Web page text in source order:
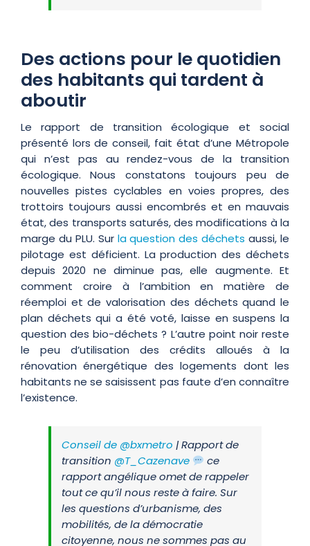
Des actions pour le quotidien
des habitants qui tardent à
aboutir
Le rapport de transition écologique et social
présenté lors de conseil, fait état d’une Métropole
qui n’est pas au rendez-vous de la transition
écologique. Nous constatons toujours peu de
nouvelles pistes cyclables en voies propres, des
trottoirs toujours aussi encombrés et en mauvais
état, des transports saturés, des modifications à la
marge du PLU. Sur la question des déchets aussi, le
pilotage est déficient. La production des déchets
depuis 2020 ne diminue pas, elle augmente. Et
comment croire à l’ambition en matière de
réemploi et de valorisation des déchets quand le
plan déchets qui a été voté, laisse en suspens la
question des bio-déchets ? L’autre point noir reste
le peu d’utilisation des crédits alloués à la
rénovation énergétique des logements dont les
habitants ne se saisissent pas faute d’en connaître
l’existence.
Conseil de @bxmetro | Rapport de
transition @T_Cazenave
ce
rapport angélique omet de rappeler
tout ce qu’il nous reste à faire. Sur
les questions d’urbanisme, des
mobilités, de la démocratie
citoyenne, nous ne sommes pas au